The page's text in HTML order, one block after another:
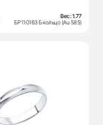
Вес:1.77
БР110163 Б кольцо (Au 585)